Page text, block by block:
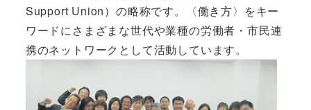
Support Union）の略称です。〈働き方〉をキー
ワードにさまざまな世代や業種の労働者・市民連
携のネットワークとして活動しています。